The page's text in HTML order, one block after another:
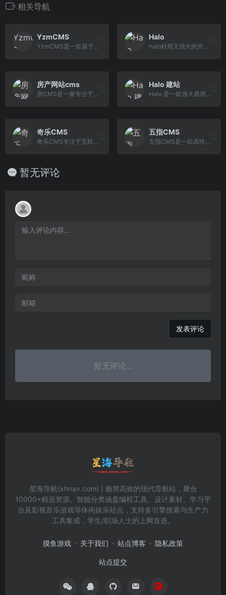
相关导航
YzmCMS
YzmCMS是一款基于YZMPHP开发的一套轻量级开源内容管理系统，YzmCMS简洁、安全、开源、免费，可运行在Linux、Windows、MacOSX、Solaris等各种平台上，专注为公司企业、个人站长快速建站提供解决方案。
Halo
halo好用又强大的开源建站工具
房产网站cms
房CMS是一家专注于房地产网站系统开发与建设房产门户平台的软件系统,是房产行业网站的最佳选择,房产系统采用php+mysql编程语言编写!
Halo 建站
Halo 是一款强大易用的开源建站工具，配合上不同的模板与插件，可以很好地帮助你构建你心中的理想站点。
奇乐CMS
奇乐CMS专注于互联网软件开发，是一家专业的软件开发商
五指CMS
五指CMS是一款高性能的开源内容管理系统，支持LNAMP架构，适合门户网站、企业网站建站、手机网站、微信推广，目前拥有130万安装量！是国内领先的CMS建站品牌！
暂无评论
发表评论
暂无评论...
星海导航(xhnav.com) | 极简高效的现代导航站，聚合
10000+精选资源。智能分类涵盖编程工具、设计素材、学习平
台及影视音乐游戏等休闲娱乐站点，支持多引擎搜索与生产力
工具集成，学生/职场人士的上网首选。
摸鱼游戏 关于我们 站点博客 隐私政策
站点提交